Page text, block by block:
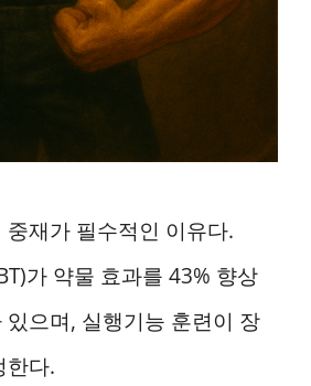
재가 필수적인 이유다.
가 약물 효과를 43% 향상
으며, 실행기능 훈련이 장
한다.